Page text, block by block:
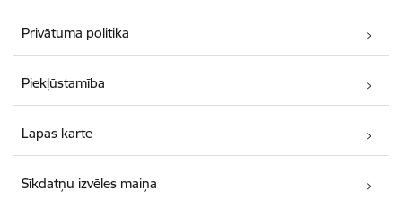
Privātuma politika
Piekļūstamība
Lapas karte
Sīkdatņu izvēles maiņa